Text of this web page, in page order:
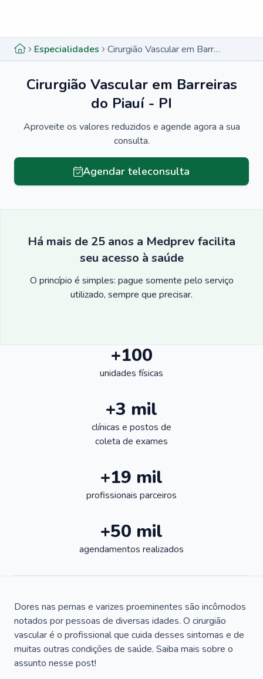
Especialidades Cirurgião Vascular em Barreiras do Piauí - PI
Cirurgião Vascular em Barreiras
do Piauí - PI
Aproveite os valores reduzidos e agende agora a sua
consulta.
Agendar teleconsulta
Há mais de 25 anos a Medprev facilita
seu acesso à saúde
O princípio é simples: pague somente pelo serviço
utilizado, sempre que precisar.
+100
unidades físicas
+3 mil
clínicas e postos de
coleta de exames
+19 mil
profissionais parceiros
+50 mil
agendamentos realizados
Dores nas pernas e varizes proeminentes são incômodos
notados por pessoas de diversas idades. O cirurgião
vascular é o profissional que cuida desses sintomas e de
muitas outras condições de saúde. Saiba mais sobre o
assunto nesse post!